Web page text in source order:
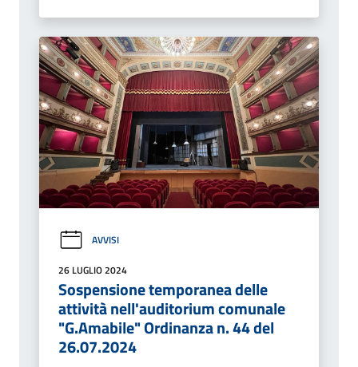
AVVISI
26 LUGLIO 2024
Sospensione temporanea delle
attività nell'auditorium comunale
"G.Amabile" Ordinanza n. 44 del
26.07.2024